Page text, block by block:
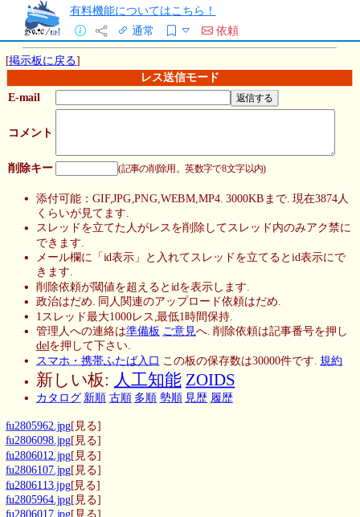
有料機能についてはこちら！
通常
依頼